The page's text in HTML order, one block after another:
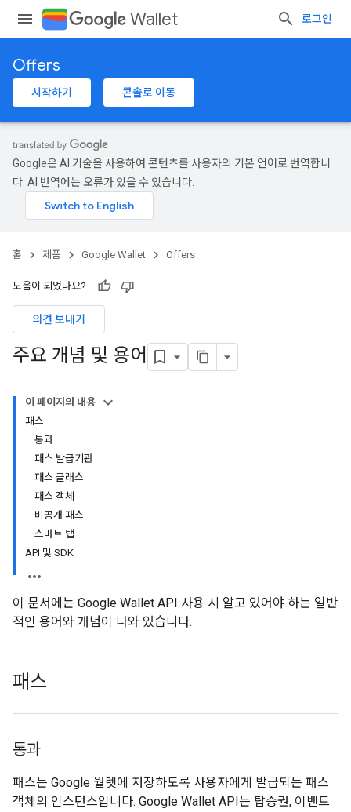
Wallet 로그인
Offers
시작하기 콘솔로 이동
Google은 AI 기술을 사용하여 콘텐츠를 사용자의 기본 언어로 번역합니
다. AI 번역에는 오류가 있을 수 있습니다.
홈 제품 Google Wallet Offers
도움이 되었나요?
의견 보내기
주요 개념 및 용어
이 페이지의 내용
패스
통과
패스 발급기관
패스 클래스
패스 객체
비공개 패스
스마트 탭
API 및 SDK
이 문서에는 Google Wallet API 사용 시 알고 있어야 하는 일반
적인 용어와 개념이 나와 있습니다.
패스
통과
패스는 Google 월렛에 저장하도록 사용자에게 발급되는 패스
객체의 인스턴스입니다. Google Wallet API는 탑승권, 이벤트